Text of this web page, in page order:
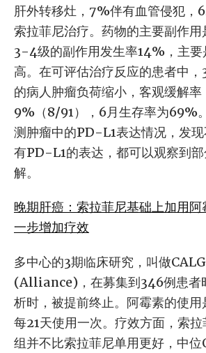
肝外转移灶，7%伴有血管侵犯，
索拉菲尼治疗。药物的主要副作用
3-4级的副作用发生率14%，主
高。在可评估治疗反应的患者中
的病人肿瘤负荷缩小，客观缓解率
9%（8/91），6月生存率为69%
测肿瘤中的PD-L1表达情况，发
有PD-L1的表达，都可以观察到
解。
晚期肝癌：索拉菲尼基础上加用
一步增加疗效
多中心的3期临床研究，叫做
(Alliance)，在募集到346例患者
析时，被提前终止。阿霉素的使
每21天使用一次。疗效方面，索
组并不比索拉菲尼单用更好，中